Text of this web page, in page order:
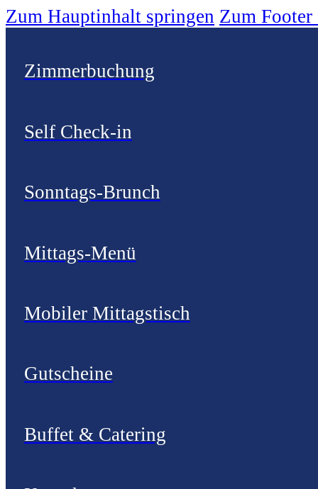
Zum Hauptinhalt springen Zum Footer
Zimmerbuchung
Self Check-in
Sonntags-Brunch
Mittags-Menü
Mobiler Mittagstisch
Gutscheine
Buffet & Catering